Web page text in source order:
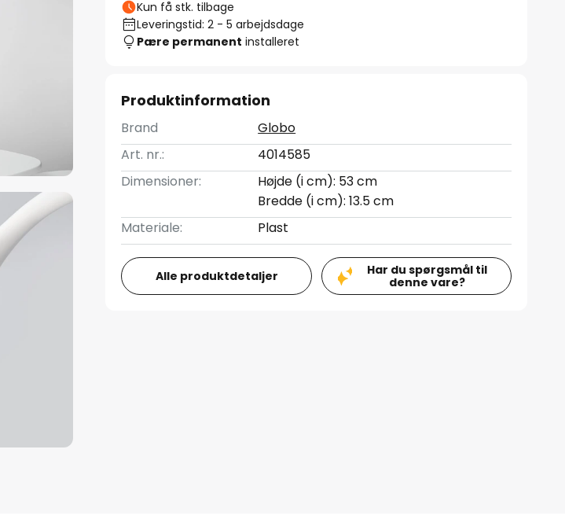
Kun få stk. tilbage
Leveringstid: 2 - 5 arbejdsdage
Pære permanent installeret
Produktinformation
Brand
Globo
Art. nr.:
4014585
Dimensioner:
Højde (i cm): 53 cm
Bredde (i cm): 13.5 cm
Materiale:
Plast
Alle produktdetaljer
Har du spørgsmål til
denne vare?